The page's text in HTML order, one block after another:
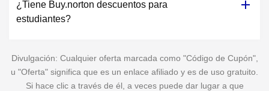
¿Tiene Buy.norton descuentos para
estudiantes?
Divulgación: Cualquier oferta marcada como "Código de Cupón",
u "Oferta" significa que es un enlace afiliado y es de uso gratuito.
Si hace clic a través de él, a veces puede dar lugar a que